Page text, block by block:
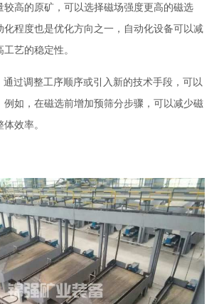
较高的原矿，可以选择磁场强度更高的磁选
化程度也是优化方向之一，自动化设备可以减
艺的稳定性。
过调整工序顺序或引入新的技术手段，可以
例如，在磁选前增加预筛分步骤，可以减少磁
效率。